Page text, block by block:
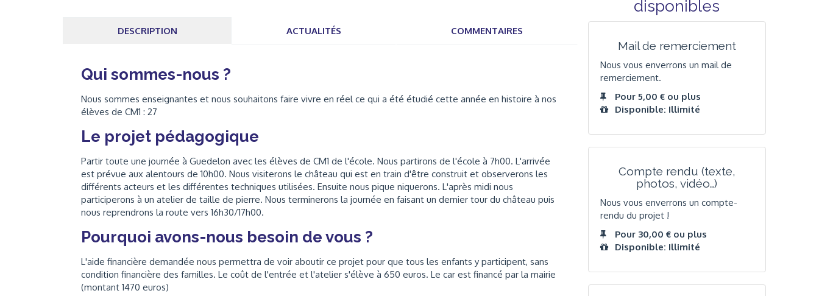
DESCRIPTION ACTUALITÉS COMMENTAIRES
Qui sommes-nous ?
Nous sommes enseignantes et nous souhaitons faire vivre en réel ce qui a été étudié cette année en histoire à nos
élèves de CM1 : 27
Le projet pédagogique
Partir toute une journée à Guedelon avec les élèves de CM1 de l'école. Nous partirons de l'école à 7h00. L'arrivée
est prévue aux alentours de 10h00. Nous visiterons le château qui est en train d'être construit et observerons les
différents acteurs et les différentes techniques utilisées. Ensuite nous pique niquerons. L'après midi nous
participerons à un atelier de taille de pierre. Nous terminerons la journée en faisant un dernier tour du château puis
nous reprendrons la route vers 16h30/17h00.
Pourquoi avons-nous besoin de vous ?
L'aide financière demandée nous permettra de voir aboutir ce projet pour que tous les enfants y participent, sans
condition financière des familles. Le coût de l'entrée et l'atelier s'élève à 650 euros. Le car est financé par la mairie
(montant 1470 euros)
disponibles
Mail de remerciement
Nous vous enverrons un mail de
remerciement.
Pour 5,00 € ou plus
Disponible: Illimité
Compte rendu (texte,
photos, vidéo…)
Nous vous enverrons un compte-
rendu du projet !
Pour 30,00 € ou plus
Disponible: Illimité